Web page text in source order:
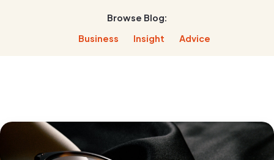
Browse Blog:
Business
Insight Advice